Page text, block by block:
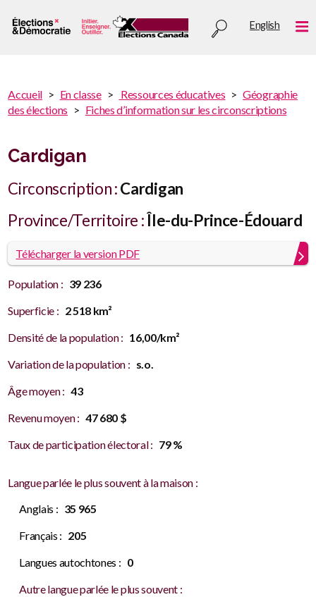
au
Utility
English
You
here
You
are
Accueil En classe Ressources éducatives
Géographie
des élections
Fiches d’information sur les circonscriptions
Cardigan
Circonscription :Cardigan
Province/Territoire : Île-du-Prince-Édouard
Télécharger la version PDF
Population : 39 236
Superficie : 2 518 km²
Densité de la population : 16,00/km²
Variation de la population : s.o.
Âge moyen : 43
Revenu moyen : 47 680 $
Taux de participation électoral : 79 %
Langue parlée le plus souvent à la maison :
Anglais : 35 965
Français : 205
Langues autochtones : 0
Autre langue parlée le plus souvent :